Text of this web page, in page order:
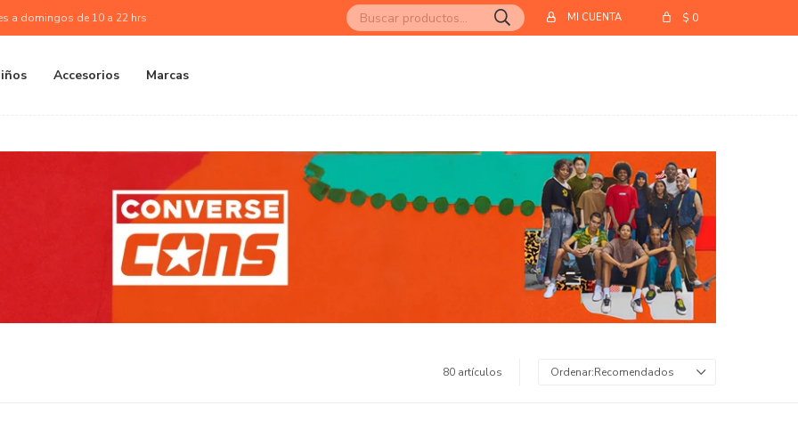
Accesorios Marcas
$ 0
a domingos de 10 a 22 hrs
80 artículos Recomendados